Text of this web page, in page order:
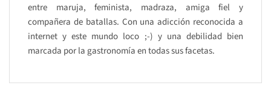
entre maruja, feminista, madraza, amiga fiel y
compañera de batallas. Con una adicción reconocida a
internet y este mundo loco ;-) y una debilidad bien
marcada por la gastronomía en todas sus facetas.